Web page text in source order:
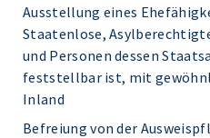
Ausstellung eines
Staatenlose,
und Personen dessen
feststellbar ist, mit
Inland
Befreiung von der